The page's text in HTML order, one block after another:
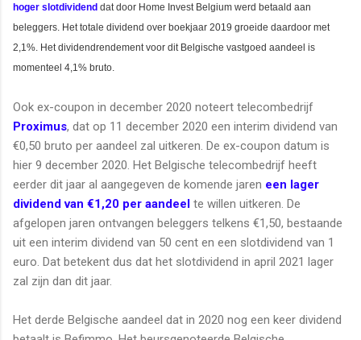
hoger slotdividend dat door Home Invest Belgium werd betaald aan
beleggers. Het totale dividend over boekjaar 2019 groeide daardoor met
2,1%. Het dividendrendement voor dit Belgische vastgoed aandeel is
momenteel 4,1% bruto.
Ook ex-coupon in december 2020 noteert telecombedrijf
Proximus, dat op 11 december 2020 een interim dividend van
€0,50 bruto per aandeel zal uitkeren. De ex-coupon datum is
hier 9 december 2020. Het Belgische telecombedrijf heeft
eerder dit jaar al aangegeven de komende jaren een lager
dividend van €1,20 per aandeel te willen uitkeren. De
afgelopen jaren ontvangen beleggers telkens €1,50, bestaande
uit een interim dividend van 50 cent en een slotdividend van 1
euro. Dat betekent dus dat het slotdividend in april 2021 lager
zal zijn dan dit jaar.
Het derde Belgische aandeel dat in 2020 nog een keer dividend